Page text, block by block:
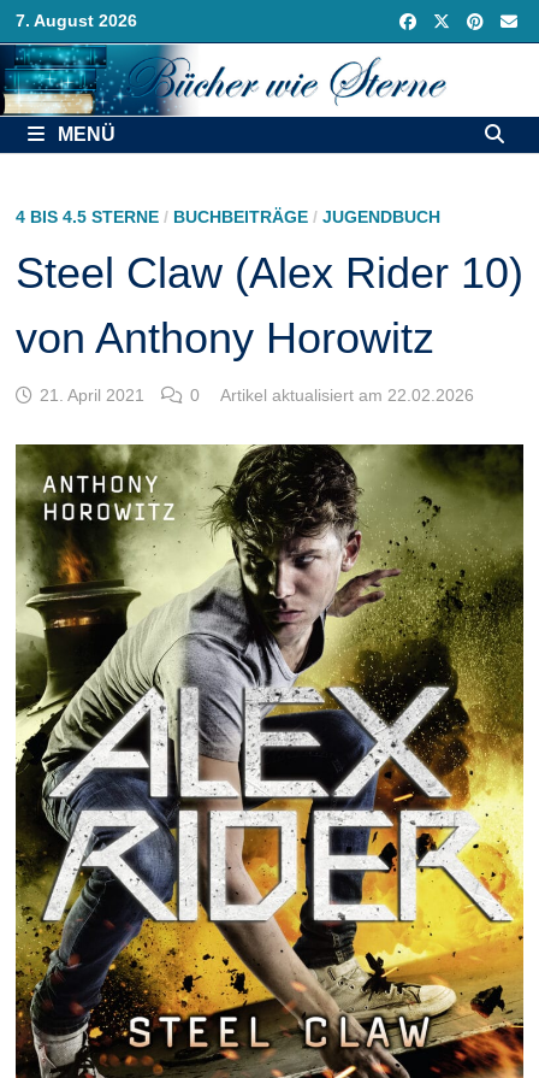
Zurück
zum
Inhalt
7. August 2026
MENÜ
4 BIS 4.5 STERNE/ BUCHBEITRÄGE/ JUGENDBUCH
Steel Claw (Alex Rider 10)
von Anthony Horowitz
21. April 2021 0 Artikel aktualisiert am 22.02.2026